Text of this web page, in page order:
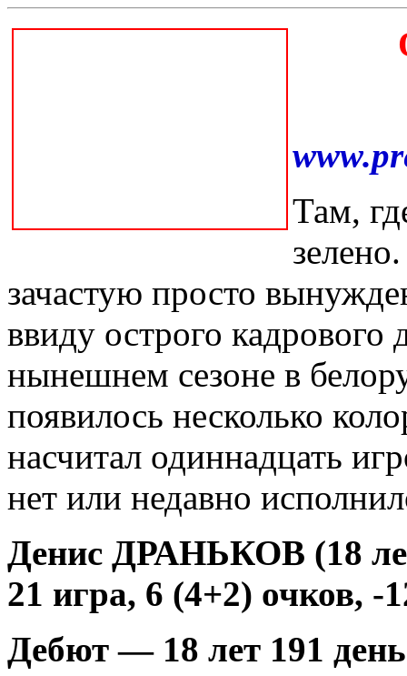
Там,
зачастую просто
ввиду острого
нынешнем сезоне в
появилось несколько
насчитал одиннадцать
нет или недавно
Денис ДРАНЬКОВ (18
21 игра, 6 (4+2) очков, -
Дебют — 18 лет 191 день